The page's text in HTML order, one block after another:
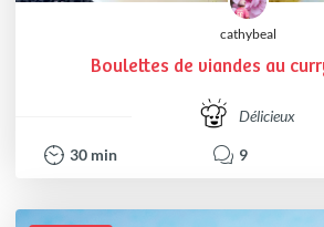
cathybeal
Boulettes de viandes au
Délicieux
30 min 9